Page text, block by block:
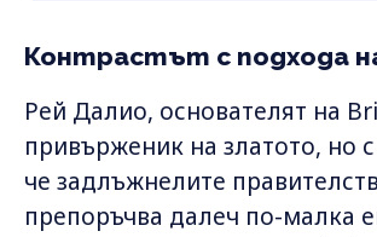
Контрастът с подхода
Рей Далио, основателят на
привърженик на златото, но
че задлъжнелите
препоръчва далеч по-малка